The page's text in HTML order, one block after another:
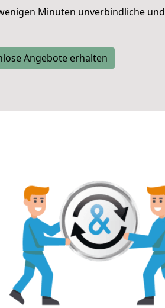
Minuten unverbindliche und
Angebote erhalten